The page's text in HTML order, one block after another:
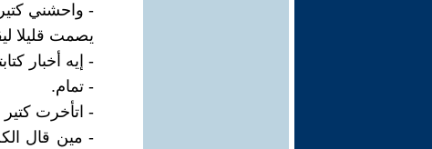
- واحشني كتير
يصمت قليلا
- إيه أخبار
- تمام.
- اتأخرت
- مين قال